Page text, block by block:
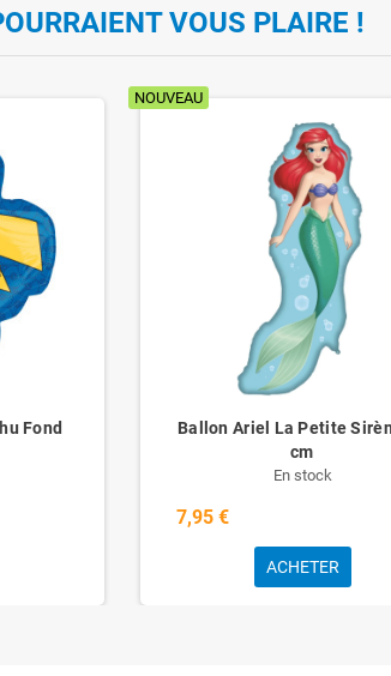
VOUS PLAIRE !
Fond
NOUVEAU
Ballon Ariel La Petite
cm
En stock
7,95 €
ACHETER